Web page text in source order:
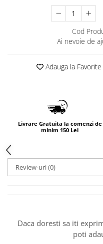
Cod
Ai nevoie de
Adauga la Favorite
Livrare Gratuita la comenzi de
minim 150 Lei
Review-uri(0)
Daca doresti sa iti
poti